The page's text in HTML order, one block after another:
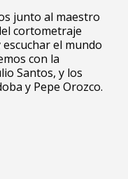
junto al maestro
cortometraje
el mundo
con la
Santos, y los
y Pepe Orozco.